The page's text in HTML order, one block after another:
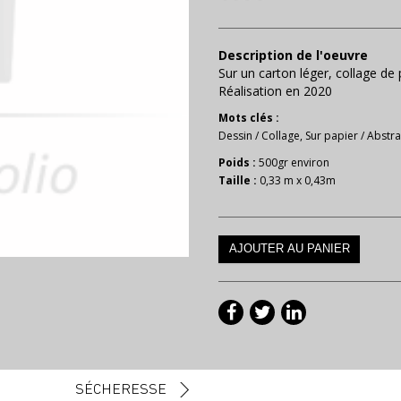
Description de l'oeuvre
Sur un carton léger, collage de
Réalisation en 2020
Mots clés :
Dessin / Collage, Sur papier/
Poids : 500gr environ
Taille : 0,33 m x 0,43m
SÉCHERESSE